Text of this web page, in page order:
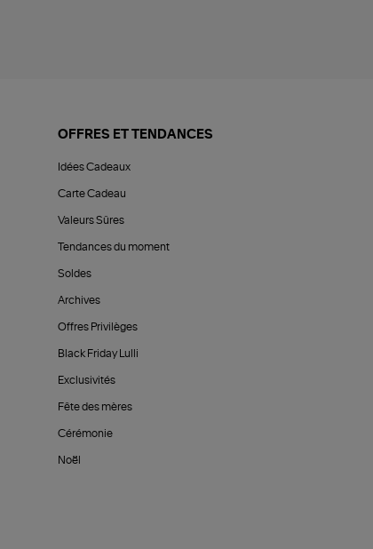
OFFRES ET TENDANCES
Idées Cadeaux
Carte Cadeau
Valeurs Sûres
Tendances du moment
Soldes
Archives
Offres Privilèges
Black Friday Lulli
Exclusivités
Fête des mères
Cérémonie
Noël